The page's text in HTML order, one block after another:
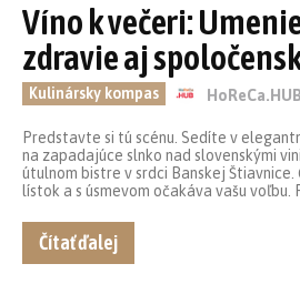
Víno k večeri:
zdravie aj
Kulinársky kompas HoReCa.HUB
Predstavte si tú scénu. Sedíte v
na zapadajúce slnko nad slovenskými
útulnom bistre v srdci Banskej Štiavnice.
lístok a s úsmevom očakáva vašu voľbu.
Čítať ďalej